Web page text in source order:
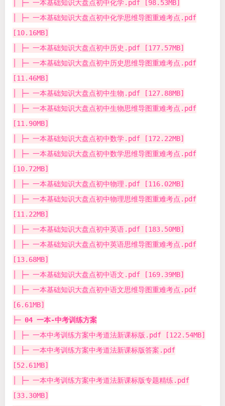
│ ├─ 一本基础知识大盘点初中化学.pdf [98.53MB]
│ ├─ 一本基础知识大盘点初中化学思维导图重难考点.pdf
[10.16MB]
│ ├─ 一本基础知识大盘点初中历史.pdf [177.57MB]
│ ├─ 一本基础知识大盘点初中历史思维导图重难考点.pdf
[11.46MB]
│ ├─ 一本基础知识大盘点初中生物.pdf [127.88MB]
│ ├─ 一本基础知识大盘点初中生物思维导图重难考点.pdf
[11.90MB]
│ ├─ 一本基础知识大盘点初中数学.pdf [172.22MB]
│ ├─ 一本基础知识大盘点初中数学思维导图重难考点.pdf
[10.72MB]
│ ├─ 一本基础知识大盘点初中物理.pdf [116.02MB]
│ ├─ 一本基础知识大盘点初中物理思维导图重难考点.pdf
[11.22MB]
│ ├─ 一本基础知识大盘点初中英语.pdf [183.50MB]
│ ├─ 一本基础知识大盘点初中英语思维导图重难考点.pdf
[13.68MB]
│ ├─ 一本基础知识大盘点初中语文.pdf [169.39MB]
│ ├─ 一本基础知识大盘点初中语文思维导图重难考点.pdf
[6.61MB]
├─ 04 一本-中考训练方案
│ ├─ 一本中考训练方案中考道法新课标版.pdf [122.54MB]
│ ├─ 一本中考训练方案中考道法新课标版答案.pdf
[52.61MB]
│ ├─ 一本中考训练方案中考道法新课标版专题精练.pdf
[33.30MB]